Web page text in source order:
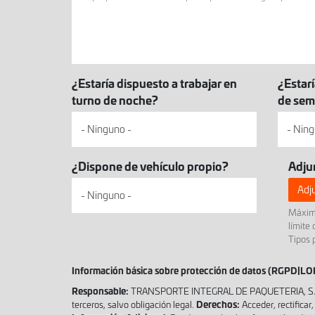
su
puesto
deseado.
¿Estaría dispuesto a trabajar en
turno de noche?
de
¿Dispone de vehículo propio?
límite
Tipos
Información básica sobre protección de datos
Responsable: TRANSPORTE INTEGRAL DE PAQUETERIA,
terceros, salvo obligación legal. Derechos: Acceder,